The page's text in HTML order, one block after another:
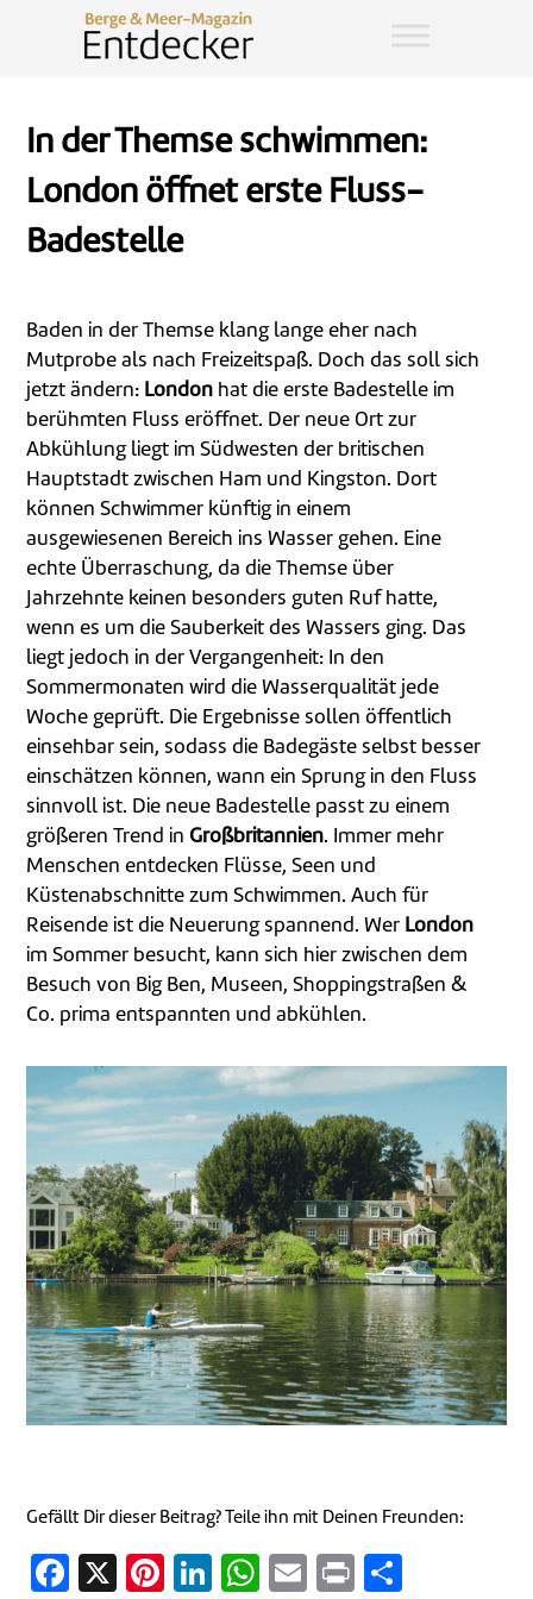
In der Themse schwimmen:
London öffnet erste Fluss-
Badestelle
Baden in der Themse klang lange eher nach
Mutprobe als nach Freizeitspaß. Doch das soll sich
jetzt ändern: London hat die erste Badestelle im
berühmten Fluss eröffnet. Der neue Ort zur
Abkühlung liegt im Südwesten der britischen
Hauptstadt zwischen Ham und Kingston. Dort
können Schwimmer künftig in einem
ausgewiesenen Bereich ins Wasser gehen. Eine
echte Überraschung, da die Themse über
Jahrzehnte keinen besonders guten Ruf hatte,
wenn es um die Sauberkeit des Wassers ging. Das
liegt jedoch in der Vergangenheit: In den
Sommermonaten wird die Wasserqualität jede
Woche geprüft. Die Ergebnisse sollen öffentlich
einsehbar sein, sodass die Badegäste selbst besser
einschätzen können, wann ein Sprung in den Fluss
sinnvoll ist. Die neue Badestelle passt zu einem
größeren Trend in Großbritannien. Immer mehr
Menschen entdecken Flüsse, Seen und
Küstenabschnitte zum Schwimmen. Auch für
Reisende ist die Neuerung spannend. Wer London
im Sommer besucht, kann sich hier zwischen dem
Besuch von Big Ben, Museen, Shoppingstraßen &
Co. prima entspannten und abkühlen.
Gefällt Dir dieser Beitrag? Teile ihn mit Deinen Freunden:
Facebook
X Pinterest
LinkedIn
WhatsApp
EmailPrint